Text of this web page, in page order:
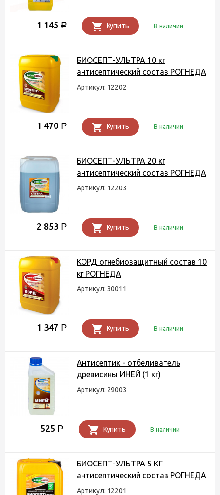
1 145 Р Купить В наличии
БИОСЕПТ-УЛЬТРА 10 кг
антисептический состав РОГНЕДА
Артикул: 12202
1 470 Р Купить В наличии
БИОСЕПТ-УЛЬТРА 20 кг
антисептический состав РОГНЕДА
Артикул: 12203
2 853 Р Купить В наличии
КОРД огнебиозащитный состав 10
кг РОГНЕДА
Артикул: 30011
1 347 Р Купить В наличии
Антисептик - отбеливатель
древисины ИНЕЙ (1 кг)
Артикул: 29003
525 Р Купить В наличии
БИОСЕПТ-УЛЬТРА 5 КГ
антисептический состав РОГНЕДА
Артикул: 12201